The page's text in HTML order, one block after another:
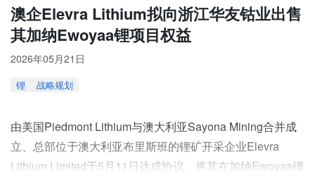
澳企Elevra Lithium拟向浙江华友钴业出售
其加纳Ewoyaa锂项目权益
2026年05月21日
锂 战略规划
由美国Piedmont Lithium与澳大利亚Sayona Mining合并成
立、总部位于澳大利亚布里斯班的锂矿开采企业Elevra
Lithium Limited于5月11日达成协议，将其在加纳Ewoyaa锂